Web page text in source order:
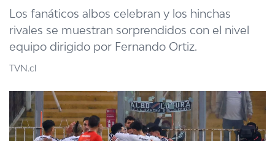
TVN VERTICAL
TVN PLAY
PROGRAMAS
TELESERIES
NTV
Los fanáticos albos celebran y los hinchas
rivales se muestran sorprendidos con el nivel
equipo dirigido por Fernando Ortiz.
TVN.cl